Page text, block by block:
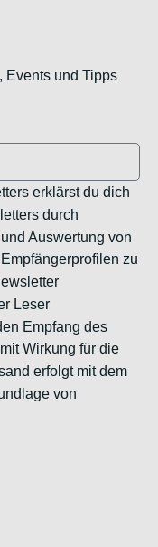
Events und Tipps
erklärst du dich
durch
Auswertung von
zu
Leser
Empfang des
Wirkung für die
erfolgt mit dem
von